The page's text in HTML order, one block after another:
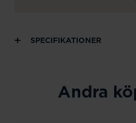
SPECIFIKATIONER
Andra